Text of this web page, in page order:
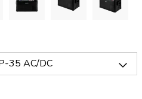
35 AC/DC